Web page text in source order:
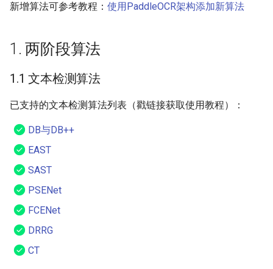
网页前端部署
Paddle2ONNX模型转化与预
测
云上飞桨部署工具
Benchmark
模型训练 训练tricks
模型压缩
博客
切片操作
项目克隆
3. 表格识别算法
4. 关键信息抽取算法
CT
SAR
SEED
SVTR
SVTRv2
ViTSTR
ABINet
VisionLAN
SPIN
RobustScanner
新增算法可参考教程： 使用PaddleOCR架构添加新算法
1. 两阶段算法
1.1 文本检测算法
已支持的文本检测算法列表（戳链接获取使用教程）：
DB与DB++
EAST
SAST
PSENet
FCENet
DRRG
CT